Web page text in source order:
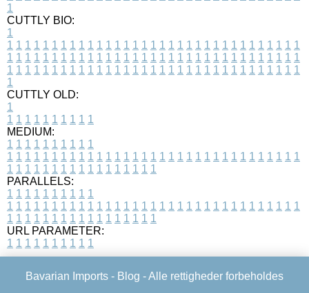
1
CUTTLY BIO:
1
1 1 1 1 1 1 1 1 1 1 1 1 1 1 1 1 1 1 1 1 1 1 1 1 1 1 1 1 1 1 1 1 1
1 1 1 1 1 1 1 1 1 1 1 1 1 1 1 1 1 1 1 1 1 1 1 1 1 1 1 1 1 1 1 1 1
1 1 1 1 1 1 1 1 1 1 1 1 1 1 1 1 1 1 1 1 1 1 1 1 1 1 1 1 1 1 1 1 1
1
CUTTLY OLD:
1
1 1 1 1 1 1 1 1 1 1
MEDIUM:
1 1 1 1 1 1 1 1 1 1
1 1 1 1 1 1 1 1 1 1 1 1 1 1 1 1 1 1 1 1 1 1 1 1 1 1 1 1 1 1 1 1 1
1 1 1 1 1 1 1 1 1 1 1 1 1 1 1 1 1
PARALLELS:
1 1 1 1 1 1 1 1 1 1
1 1 1 1 1 1 1 1 1 1 1 1 1 1 1 1 1 1 1 1 1 1 1 1 1 1 1 1 1 1 1 1 1
1 1 1 1 1 1 1 1 1 1 1 1 1 1 1 1 1
URL PARAMETER:
1 1 1 1 1 1 1 1 1 1
Bavarian Imports - Blog - Alle rettigheder forbeholdes